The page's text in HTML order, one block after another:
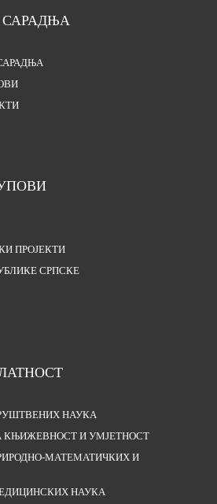
ПРОЈЕКТИ
СРПСКЕ
НАУКА
КЊИЖЕВНОСТ И УМЈЕТНОСТ
МАТЕМАТИЧКИХ И
НАУКА